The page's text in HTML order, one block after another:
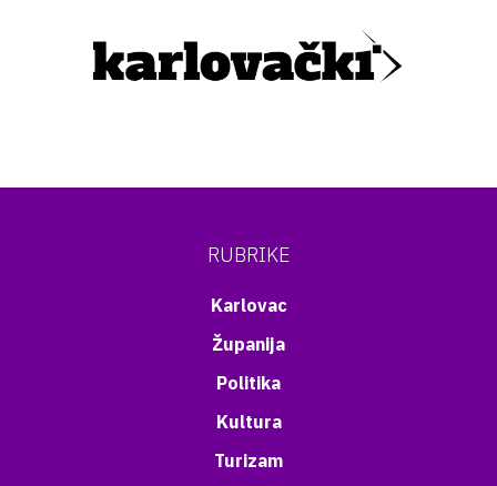
RUBRIKE
Karlovac
Županija
Politika
Kultura
Turizam